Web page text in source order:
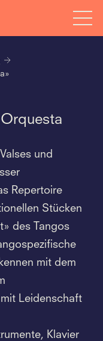
und
Repertoire
Stücken
des Tangos
mit dem
Leidenschaft
Klavier